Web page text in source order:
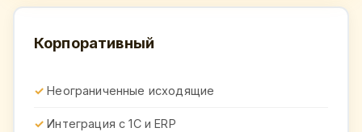
Корпоративный
Неограниченные исходящие
Интеграция с 1С и ERP